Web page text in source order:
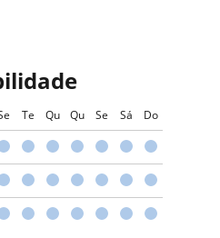
Te Qu Qu Se Sá Do